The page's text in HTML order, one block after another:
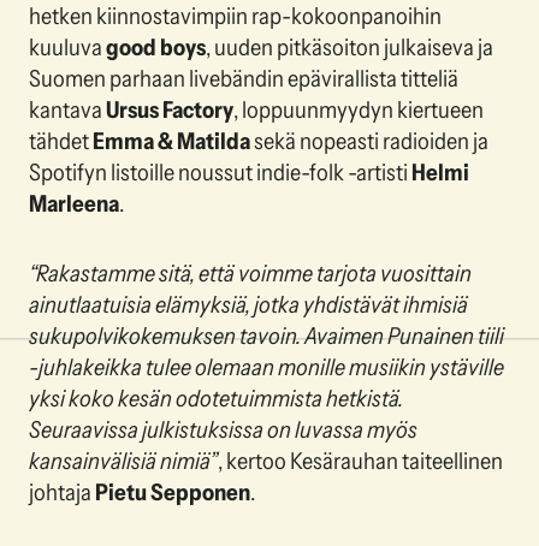
hetken kiinnostavimpiin rap-kokoonpanoihin
kuuluvagood boys, uuden pitkäsoiton julkaiseva ja
Suomen parhaan livebändin epävirallista titteliä
kantavaUrsus Factory, loppuunmyydyn kiertueen
tähdetEmma & Matildasekä nopeasti radioiden ja
Spotifyn listoille noussut indie-folk -artisti Helmi
Marleena.
“Rakastamme sitä, että voimme tarjota vuosittain
ainutlaatuisia elämyksiä, jotka yhdistävät ihmisiä
sukupolvikokemuksen tavoin. Avaimen Punainen tiili
-juhlakeikka tulee olemaan monille musiikin ystäville
yksi koko kesän odotetuimmista hetkistä.
Seuraavissa julkistuksissa on luvassa myös
kansainvälisiä nimiä”, kertoo Kesärauhan taiteellinen
johtaja Pietu Sepponen.